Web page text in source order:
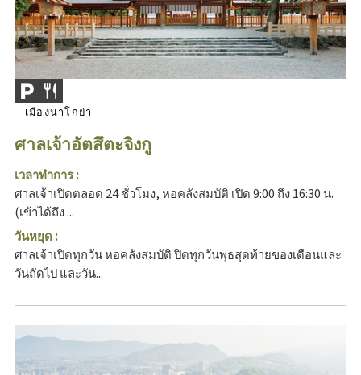
เมืองนาโกย่า
ศาลเจ้าอัตสึตะจิงกู
เวลาทำการ :
ศาลเจ้าเปิดตลอด 24 ชั่วโมง, หอคลังสมบัติ เปิด 9:00 ถึง 16:30 น.
(เข้าได้ถึง ...
วันหยุด :
ศาลเจ้าเปิดทุกวัน หอคลังสมบัติ ปิดทุกวันพุธสุดท้ายของเดือนและ
วันถัดไป และวัน...